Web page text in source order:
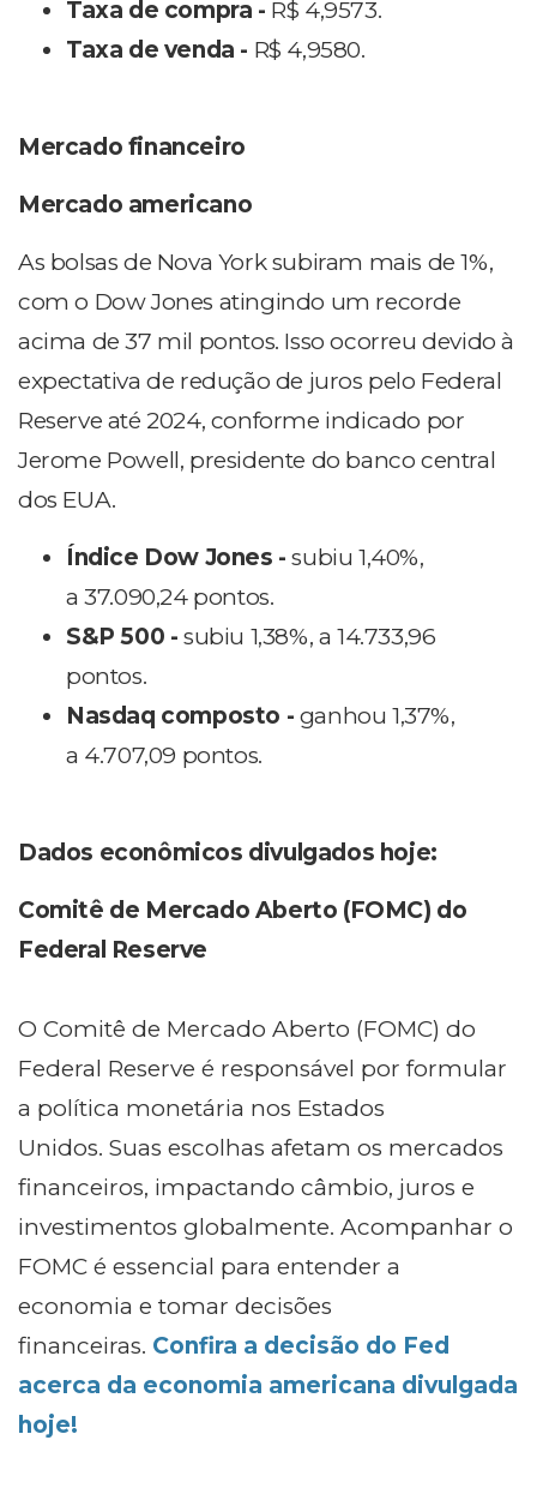
Taxa de compra - R$ 4,9573.
Taxa de venda - R$ 4,9580.
Mercado financeiro
Mercado americano
As bolsas de Nova York subiram mais de 1%,
com o Dow Jones atingindo um recorde
acima de 37 mil pontos. Isso ocorreu devido à
expectativa de redução de juros pelo Federal
Reserve até 2024, conforme indicado por
Jerome Powell, presidente do banco central
dos EUA.
Índice Dow Jones - subiu 1,40%,
a 37.090,24 pontos.
S&P 500 - subiu 1,38%, a 14.733,96
pontos.
Nasdaq composto - ganhou 1,37%,
a 4.707,09 pontos.
Dados econômicos divulgados hoje:
Comitê de Mercado Aberto (FOMC) do
Federal Reserve
O Comitê de Mercado Aberto (FOMC) do
Federal Reserve é responsável por formular
a política monetária nos Estados
Unidos. Suas escolhas afetam os mercados
financeiros, impactando câmbio, juros e
investimentos globalmente. Acompanhar o
FOMC é essencial para entender a
economia e tomar decisões
financeiras. Confira a decisão do Fed
acerca da economia americana divulgada
hoje!